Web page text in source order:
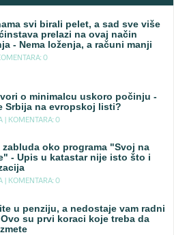
svi birali pelet, a sad sve više
prelazi na ovaj način
- Nema loženja, a računi manji
0
o minimalcu uskoro počinju -
Srbija na evropskoj listi?
| KOMENTARA: 0
zabluda oko programa "Svoj na
- Upis u katastar nije isto što i
| KOMENTARA: 0
u penziju, a nedostaje vam radni
su prvi koraci koje treba da